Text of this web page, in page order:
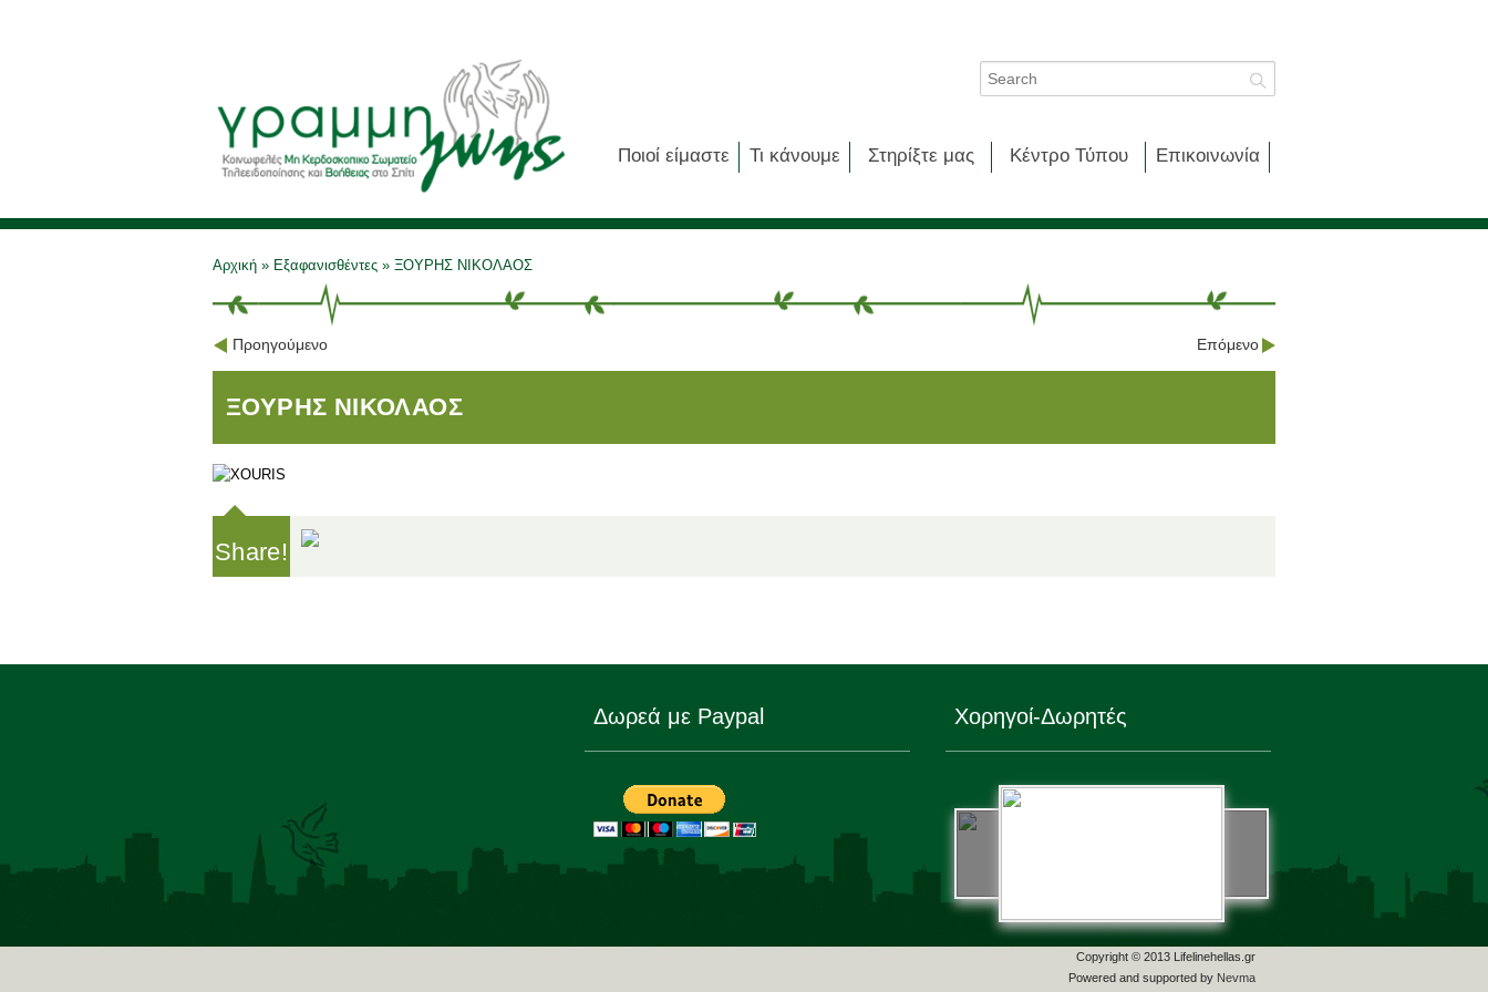
Ποιοί είμαστε Τι κάνουμε Στηρίξτε μας Κέντρο Τύπου Επικοινωνία
Αρχική » Εξαφανισθέντες » ΞΟΥΡΗΣ ΝΙΚΟΛΑΟΣ
Προηγούμενο Επόμενο
ΞΟΥΡΗΣ ΝΙΚΟΛΑΟΣ
Share!
Δωρεά με Paypal Χορηγοί-Δωρητές
Copyright © 2013 Lifelinehellas.gr
Powered and supported by Nevma